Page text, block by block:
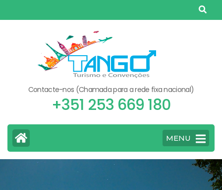
to
Contacte-nos (Chamada para a rede fixa nacional)
+351 253 669 180
MENU